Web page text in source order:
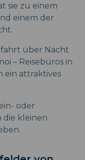
sie zu einem
einem der
über Nacht
– Reisebüros in
ein attraktives
oder
die kleinen